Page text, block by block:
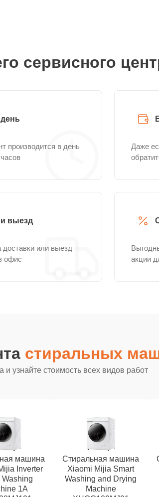
сервисного
производится в день
Даже
выезд
или выезд
офис
акции
стиральных
узнайте стоимость всех видов работ
машина
Inverter
Washing
1A
Стиральная машина
Xiaomi Mijia Smart
Washing and Drying
Machine